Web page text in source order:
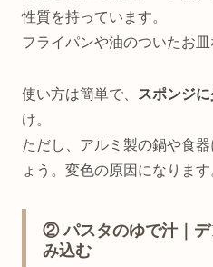
性質を持っています。
フライパンや油のついたお皿
使い方は簡単で、 スポンジ
け。
ただし、アルミ製の鍋や食
ょう。変色の原因になります
② パスタのゆで汁｜
み込む